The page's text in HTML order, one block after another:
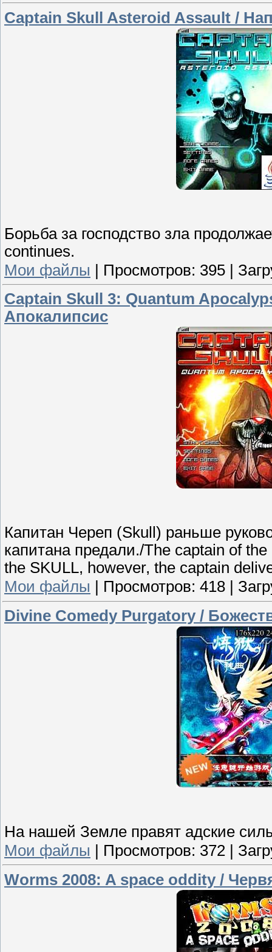
Captain Skull Asteroid Assault /
Борьба за господство зла
continues.
Мои файлы | Просмотров: 395 |
Captain Skull 3: Quantum
Апокалипсис
Капитан Череп (Skull) раньше
капитана предали./The captain of
the SKULL, however, the captain
Мои файлы
Просмотров: 418
Divine Comedy Purgatory /
На нашей Земле правят адские
Мои файлы
Просмотров: 372
Worms 2008: A space oddity /